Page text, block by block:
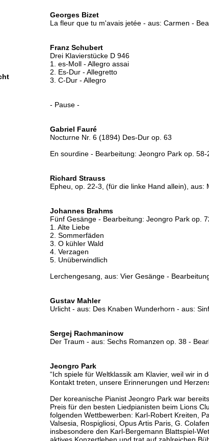
Georges Bizet
La fleur que tu m'avais jetée - aus: Carmen -
Franz Schubert
Drei Klavierstücke D 946
1. es-Moll - Allegro assai
2. Es-Dur - Allegretto
3. C-Dur - Allegro
- Pause -
Gabriel Fauré
Nocturne Nr. 6 (1894) Des-Dur op. 63
En sourdine - Bearbeitung: Jeongro Park op. 58-
Richard Strauss
Epheu, op. 22-3, (für die linke Hand allein),
Johannes Brahms
Fünf Gesänge - Bearbeitung: Jeongro Park op.
1. Alte Liebe
2. Sommerfäden
3. O kühler Wald
4. Verzagen
5. Unüberwindlich
Lerchengesang, aus: Vier Gesänge -
Gustav Mahler
Urlicht - aus: Des Knaben Wunderhorn - aus:
Sergej Rachmaninow
Der Traum - aus: Sechs Romanzen op. 38 -
Jeongro Park
“Ich spiele für Weltklassik am Klavier, weil wir
Kontakt treten, unsere Erinnerungen und
Der koreanische Pianist Jeongro Park war
Preis für den besten Liedpianisten beim Lions
folgenden Wettbewerben: Karl-Robert Kreiten,
Valsesia, Rospigliosi, Opus Artis Paris, G.
insbesondere den Karl-Bergemann Blattspiel-